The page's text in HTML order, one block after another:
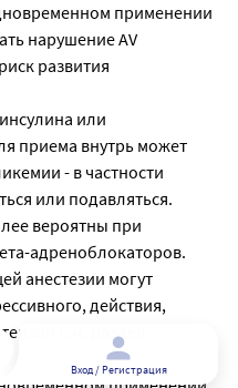
применении
нарушение AV
развития
или
приема внутрь может
- в частности
или подавляться.
вероятны при
адреноблокаторов.
анестезии могут
действия,
(см. раздел
Вход / Регистрация
посещения сайтов.
комфорта!
cookie.